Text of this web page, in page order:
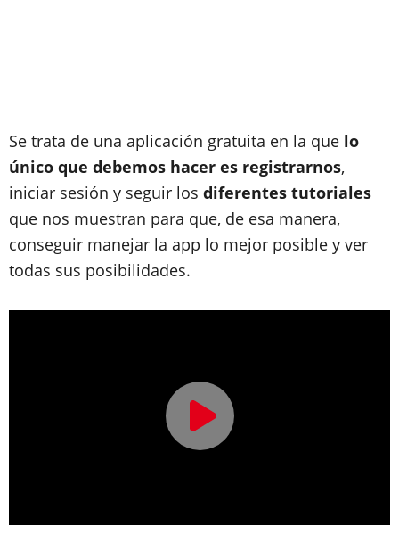
Se trata de una aplicación gratuita en la que lo
único que debemos hacer es registrarnos,
iniciar sesión y seguir los diferentes tutoriales
que nos muestran para que, de esa manera,
conseguir manejar la app lo mejor posible y ver
todas sus posibilidades.